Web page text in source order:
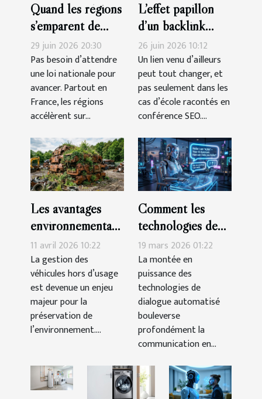
Quand les régions
s’emparent de
l’innovation verte
29 juin 2026 20:30
Pas besoin d’attendre
une loi nationale pour
avancer. Partout en
France, les régions
accélèrent sur...
L’effet papillon
d’un backlink
inattendu sur
votre trafic
organique
26 juin 2026 10:12
Un lien venu d’ailleurs
peut tout changer, et
pas seulement dans les
cas d’école racontés en
conférence SEO....
Les avantages
environnementaux
du recyclage de
véhicules hors
d'usage
11 avril 2026 10:22
La gestion des
véhicules hors d’usage
est devenue un enjeu
majeur pour la
préservation de
l’environnement....
Comment les
technologies de
dialogue
automatisé
transforment-elles
la communication
en ligne ?
19 mars 2026 01:22
La montée en
puissance des
technologies de
dialogue automatisé
bouleverse
profondément la
communication en...